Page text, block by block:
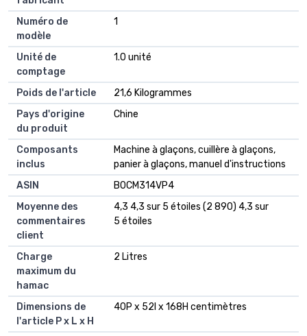
Numéro de
modèle
1
Unité de
comptage
1.0 unité
Poids de l'article
21,6 Kilogrammes
Pays d'origine
du produit
Chine
Composants
inclus
Machine à glaçons, cuillère à glaçons,
panier à glaçons, manuel d'instructions
ASIN
B0CM314VP4
Moyenne des
commentaires
client
4,3 4,3 sur 5 étoiles (2 890) 4,3 sur
5 étoiles
Charge
maximum du
hamac
2 Litres
Dimensions de
l'article P x L x H
40P x 52l x 168H centimètres